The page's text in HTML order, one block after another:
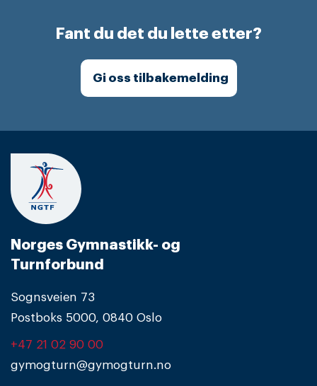
Fant du det du lette etter?
Gi oss tilbakemelding
Norges Gymnastikk- og
Turnforbund
Sognsveien 73
Postboks 5000, 0840 Oslo
+47 21 02 90 00
gymogturn@gymogturn.no